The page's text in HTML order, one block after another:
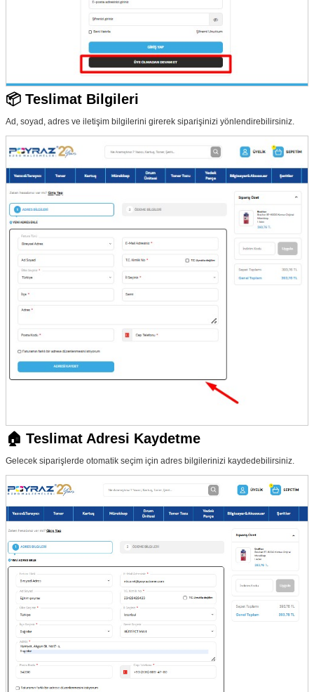
📦 Teslimat Bilgileri
Ad, soyad, adres ve iletişim bilgilerini girerek siparişinizi yönlendirebilirsiniz.
🏠 Teslimat Adresi Kaydetme
Gelecek siparişlerde otomatik seçim için adres bilgilerinizi kaydedebilirsiniz.